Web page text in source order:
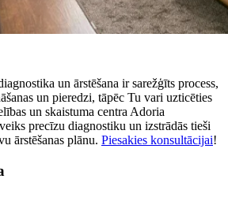
un ārstēšana ir sarežģīts process,
un pieredzi, tāpēc Tu vari uzticēties
un skaistuma centra Adoria
precīzu diagnostiku un izstrādās tieši
ārstēšanas plānu. Piesakies konsultācijai!